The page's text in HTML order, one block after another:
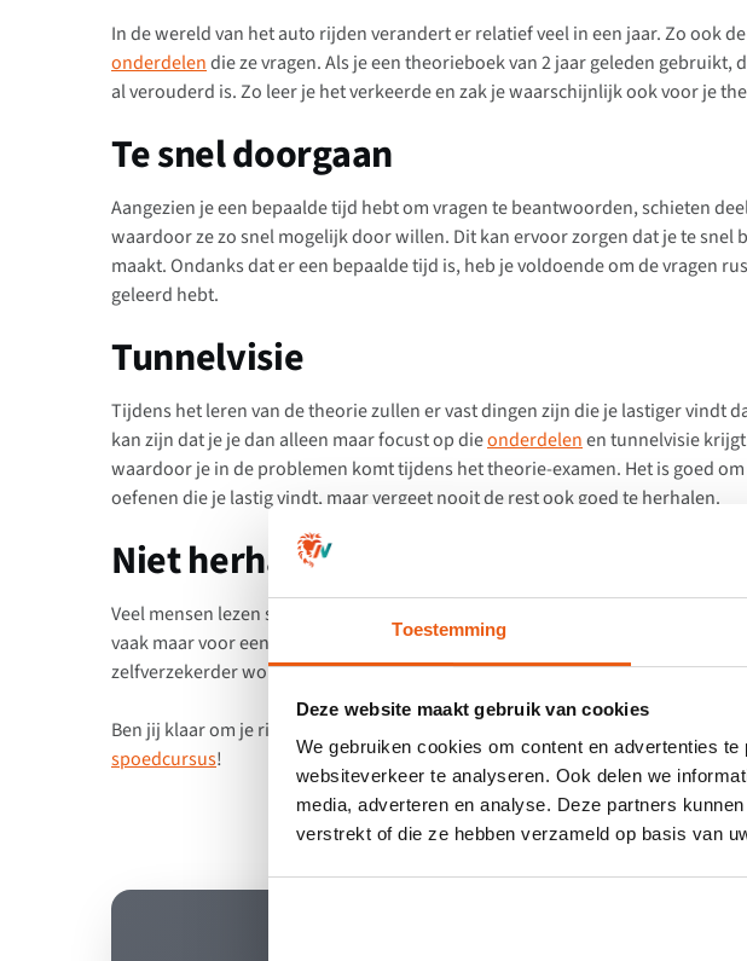
Toestemming
Deze website maakt gebruik van cookies
We gebruiken cookies om content en advertenties
websiteverkeer te analyseren. Ook delen we
media, adverteren en analyse. Deze partners
verstrekt of die ze hebben verzameld op basis van
In de wereld van het auto rijden verandert er relatief veel in een jaar. Zo ook
onderdelendie ze vragen. Als je een theorieboek van 2 jaar geleden gebruikt,
al verouderd is. Zo leer je het verkeerde en zak je waarschijnlijk ook voor je
Te snel doorgaan
Aangezien je een bepaalde tijd hebt om vragen te beantwoorden, schieten
waardoor ze zo snel mogelijk door willen. Dit kan ervoor zorgen dat je te snel
maakt. Ondanks dat er een bepaalde tijd is, heb je voldoende om de vragen
geleerd hebt.
Tunnelvisie
Tijdens het leren van de theorie zullen er vast dingen zijn die je lastiger vindt
kan zijn dat je je dan alleen maar focust op dieonderdelenen tunnelvisie
waardoor je in de problemen komt tijdens het theorie-examen. Het is goed
oefenen die je lastig vindt, maar vergeet nooit de rest ook goed te herhalen.
Niet herhalen
Veel mensen lezen slechts een keer de theorie en denken het daarmee te
vaak maar voor een hele korte periode. Juist het herhalen zorgt ervoor dat je
zelfverzekerder wordt in jezelf om het theorie-examen te halen.
Ben jij klaar om je rijbewijs samen met ons te halen? Bekijk onze
spoedcursus!